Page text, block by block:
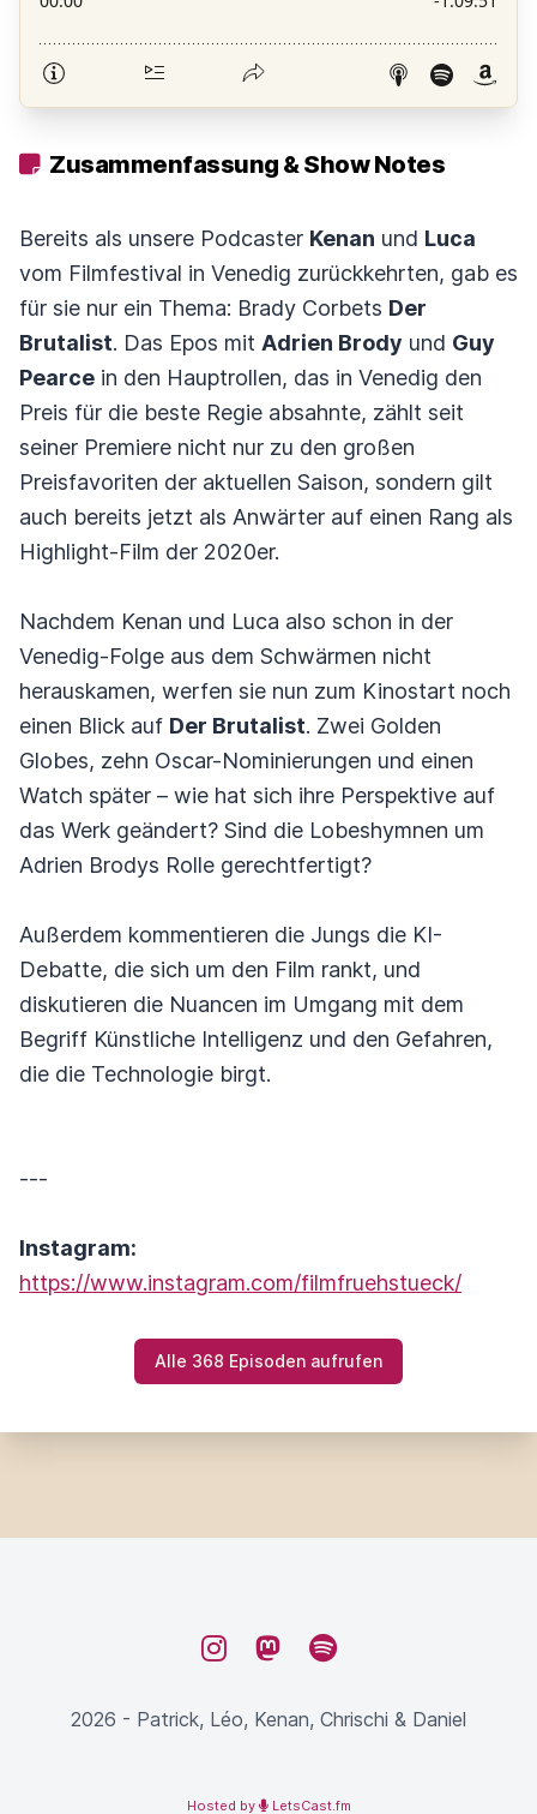
Zusammenfassung & Show Notes
Bereits als unsere Podcaster Kenan und Luca
vom Filmfestival in Venedig zurückkehrten, gab es
für sie nur ein Thema: Brady Corbets Der
Brutalist. Das Epos mit Adrien Brody und Guy
Pearce in den Hauptrollen, das in Venedig den
Preis für die beste Regie absahnte, zählt seit
seiner Premiere nicht nur zu den großen
Preisfavoriten der aktuellen Saison, sondern gilt
auch bereits jetzt als Anwärter auf einen Rang als
Highlight-Film der 2020er.
Nachdem Kenan und Luca also schon in der
Venedig-Folge aus dem Schwärmen nicht
herauskamen, werfen sie nun zum Kinostart noch
einen Blick auf Der Brutalist. Zwei Golden
Globes, zehn Oscar-Nominierungen und einen
Watch später – wie hat sich ihre Perspektive auf
das Werk geändert? Sind die Lobeshymnen um
Adrien Brodys Rolle gerechtfertigt?
Außerdem kommentieren die Jungs die KI-
Debatte, die sich um den Film rankt, und
diskutieren die Nuancen im Umgang mit dem
Begriff Künstliche Intelligenz und den Gefahren,
die die Technologie birgt.
---
Instagram:
https://www.instagram.com/filmfruehstueck/
Alle 368 Episoden aufrufen
InstagramMastodon
Spotify
2026 - Patrick, Léo, Kenan, Chrischi & Daniel
Hosted by LetsCast.fm